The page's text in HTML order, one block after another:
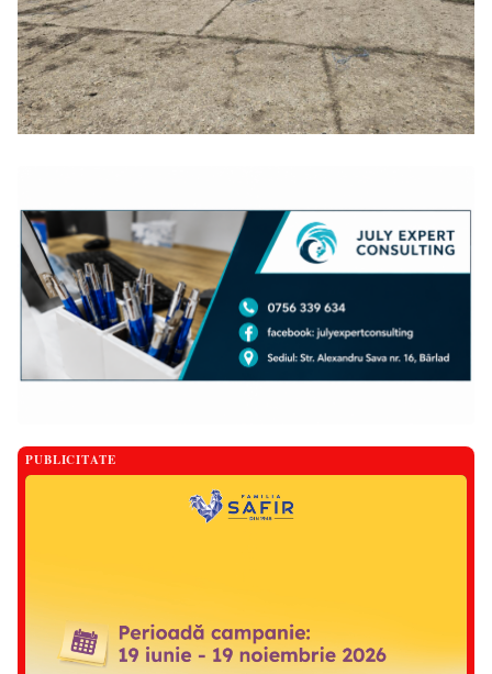
PUBLICITATE